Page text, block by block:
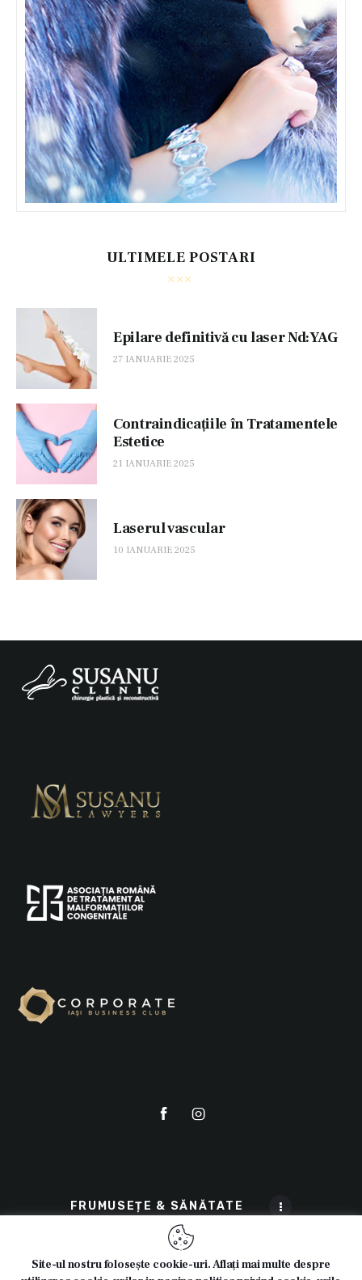
ULTIMELE POSTARI
Epilare definitivă cu laser Nd:YAG
27 IANUARIE 2025
Contraindicațiile în Tratamentele
Estetice
21 IANUARIE 2025
Laserul vascular
10 IANUARIE 2025
FRUMUSEȚE & SĂNĂTATE
Site-ul nostru folosește cookie-uri. Aflați mai multe despre